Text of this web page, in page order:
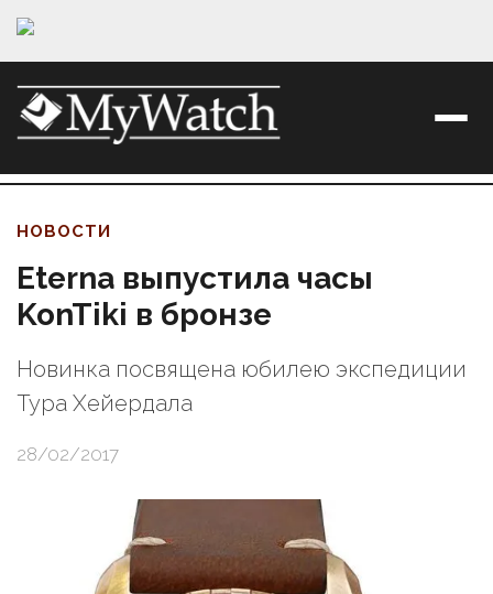
НОВОСТИ
Eterna выпустила часы
KonTiki в бронзе
Новинка посвящена юбилею экспедиции
Тура Хейердала
28/02/2017